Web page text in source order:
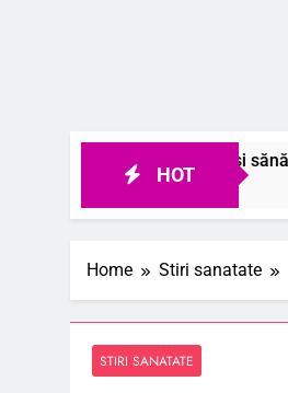
HOT
pieli perfecte și sănătoase?
Home Stiri sanatate
STIRI SANATATE